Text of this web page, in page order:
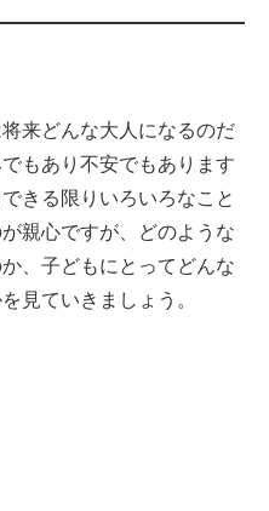
来どんな大人になるのだ
もあり不安でもあります
きる限りいろいろなこと
親心ですが、どのような
、子どもにとってどんな
見ていきましょう。